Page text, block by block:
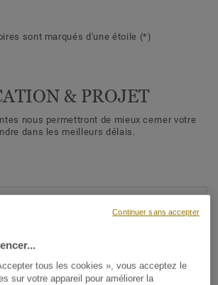
sont marqués d'une étoile (*)
& PROJET
nous permettront de mieux cerner votre
dans les meilleurs délais.
tous les cookies », vous acceptez le
sur votre appareil pour améliorer la
Continuer sans accepter